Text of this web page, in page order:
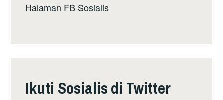
Halaman FB Sosialis
Ikuti Sosialis di Twitter